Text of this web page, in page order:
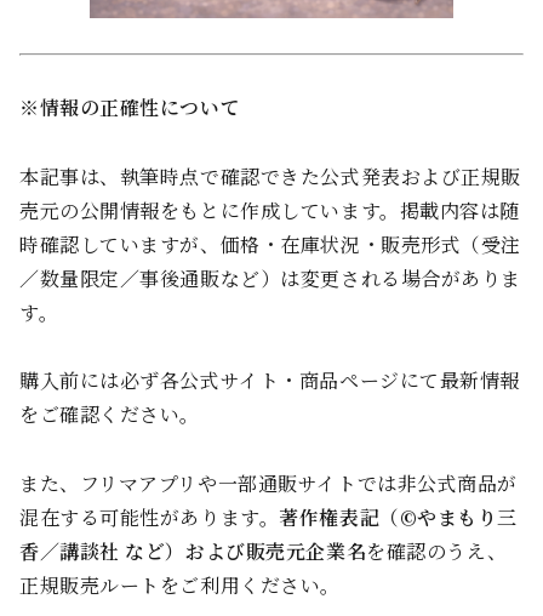
※情報の正確性について
本記事は、執筆時点で確認できた公式発表および正規販
売元の公開情報をもとに作成しています。掲載内容は随
時確認していますが、価格・在庫状況・販売形式（受注
／数量限定／事後通販など）は変更される場合がありま
す。
購入前には必ず各公式サイト・商品ページにて最新情報
をご確認ください。
また、フリマアプリや一部通販サイトでは非公式商品が
混在する可能性があります。 著作権表記（©やまもり三
香／講談社 など）および販売元企業名を確認のうえ、
正規販売ルートをご利用ください。